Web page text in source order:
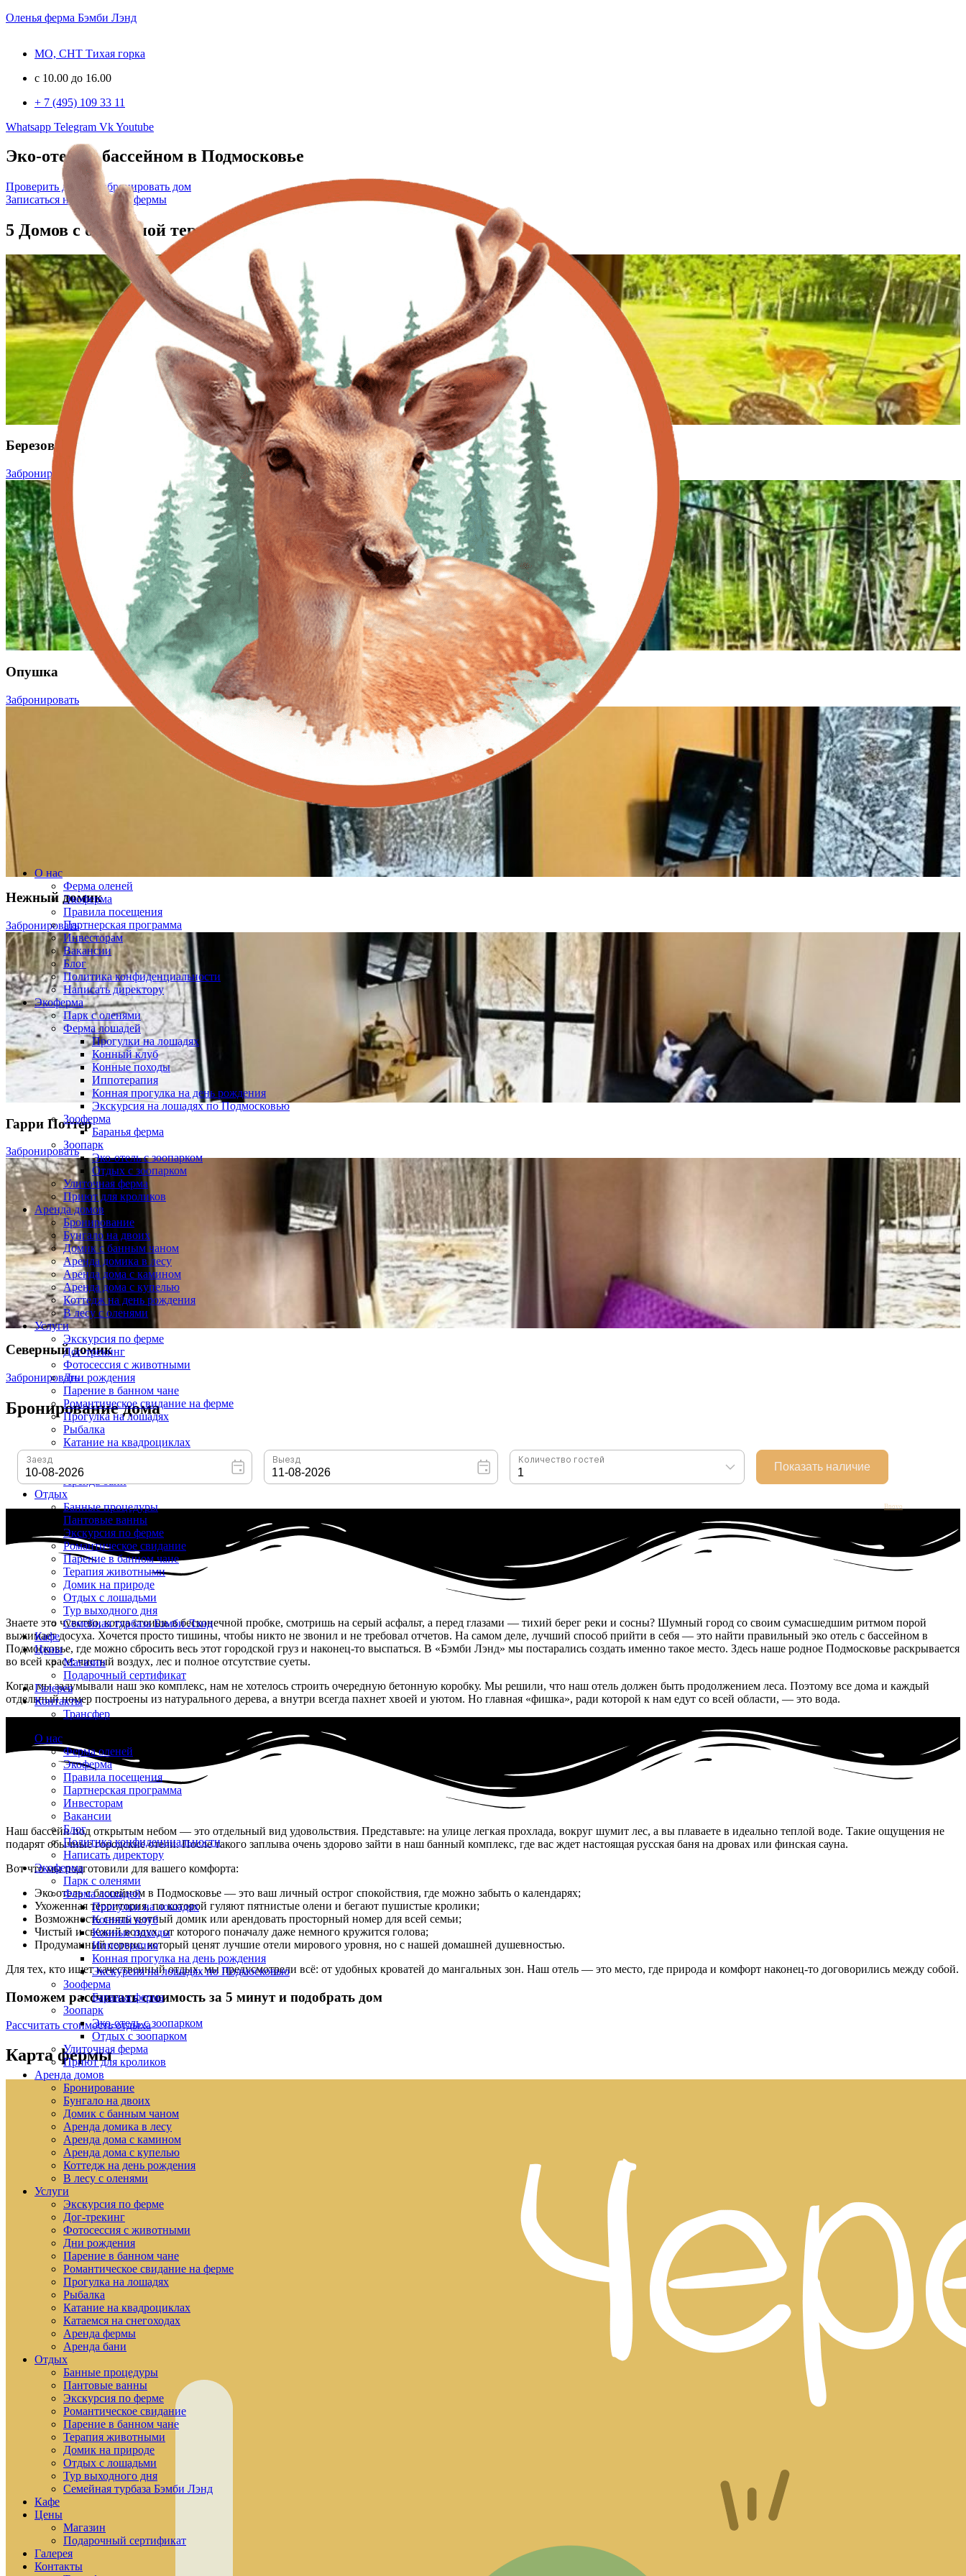
Оленья ферма Бэмби Лэнд
МО, СНТ Тихая горка
c 10.00 до 16.00
+ 7 (495) 109 33 11
Whatsapp Telegram VkYoutube
О нас
Ферма оленей
Экоферма
Правила посещения
Партнерская программа
Инвесторам
Вакансии
Блог
Политика конфиденциальности
Написать директору
Экоферма
Парк с оленями
Ферма лошадей
Прогулки на лошадях
Конный клуб
Конные походы
Иппотерапия
Конная прогулка на день рождения
Экскурсия на лошадях по Подмосковью
Зооферма
Баранья ферма
Зоопарк
Эко-отель с зоопарком
Отдых с зоопарком
Улиточная ферма
Приют для кроликов
Аренда домов
Бронирование
Бунгало на двоих
Домик с банным чаном
Аренда домика в лесу
Аренда дома с камином
Аренда дома с купелью
Коттедж на день рождения
В лесу с оленями
Услуги
Экскурсия по ферме
Дог-трекинг
Фотосессия с животными
Дни рождения
Парение в банном чане
Романтическое свидание на ферме
Прогулка на лошадях
Рыбалка
Катание на квадроциклах
Аренда фермы
Аренда бани
Отдых
Банные процедуры
Пантовые ванны
Экскурсия по ферме
Романтическое свидание
Парение в банном чане
Терапия животными
Домик на природе
Отдых с лошадьми
Тур выходного дня
Семейная турбаза Бэмби Лэнд
Кафе
Цены
Магазин
Подарочный сертификат
Галерея
Контакты
Трансфер
О нас
Ферма оленей
Экоферма
Правила посещения
Партнерская программа
Инвесторам
Вакансии
Блог
Политика конфиденциальности
Написать директору
Экоферма
Парк с оленями
Ферма лошадей
Прогулки на лошадях
Конный клуб
Конные походы
Иппотерапия
Конная прогулка на день рождения
Экскурсия на лошадях по Подмосковью
Зооферма
Баранья ферма
Зоопарк
Эко-отель с зоопарком
Отдых с зоопарком
Улиточная ферма
Приют для кроликов
Аренда домов
Бронирование
Бунгало на двоих
Домик с банным чаном
Аренда домика в лесу
Аренда дома с камином
Аренда дома с купелью
Коттедж на день рождения
В лесу с оленями
Услуги
Экскурсия по ферме
Дог-трекинг
Фотосессия с животными
Дни рождения
Парение в банном чане
Романтическое свидание на ферме
Прогулка на лошадях
Рыбалка
Катание на квадроциклах
Катаемся на снегоходах
Аренда фермы
Аренда бани
Отдых
Банные процедуры
Пантовые ванны
Экскурсия по ферме
Романтическое свидание
Парение в банном чане
Терапия животными
Домик на природе
Отдых с лошадьми
Тур выходного дня
Семейная турбаза Бэмби Лэнд
Кафе
Цены
Магазин
Подарочный сертификат
Галерея
Контакты
Эко отель и ферма в заповеднике
Эко-отель с бассейном в Подмосковье
Проверить даты и забронировать дом
Записаться на посещение фермы
5 Домов с отдельной территорией
Березовый домик
Забронировать
Опушка
Забронировать
Нежный домик
Забронировать
Гарри Поттер
Забронировать
Северный домик
Забронировать
Бронирование дома
Bnovo
Знаете это чувство, когда стоишь в бесконечной пробке, смотришь на серый асфальт, а перед глазами — тихий берег реки и сосны? Шумный город со своим сумасшедшим ритмом порой
выжимает досуха. Хочется просто тишины, чтобы никто не звонил и не требовал отчетов. На самом деле, лучший способ прийти в себя — это найти правильный эко отель с бассейном в
Подмосковье, где можно сбросить весь этот городской груз и наконец-то выспаться. В «Бэмби Лэнд» мы постарались создать именно такое место. Здесь наше родное Подмосковье раскрывается
во всей красе: чистый воздух, лес и полное отсутствие суеты.
Когда мы задумывали наш эко комплекс, нам не хотелось строить очередную бетонную коробку. Мы решили, что наш отель должен быть продолжением леса. Поэтому все дома и каждый
отдельный номер построены из натурального дерева, а внутри всегда пахнет хвоей и уютом. Но главная «фишка», ради которой к нам едут со всей области, — это вода.
Наш бассейн под открытым небом — это отдельный вид удовольствия. Представьте: на улице легкая прохлада, вокруг шумит лес, а вы плаваете в идеально теплой воде. Такие ощущения не
подарят обычные городские отели. После такого заплыва очень здорово зайти в наш банный комплекс, где вас ждет настоящая русская баня на дровах или финская сауна.
Вот что мы подготовили для вашего комфорта:
Эко отель с бассейном в Подмосковье — это ваш личный острог спокойствия, где можно забыть о календарях;
Ухоженная территория, по которой гуляют пятнистые олени и бегают пушистые кролики;
Возможность снять уютный домик или арендовать просторный номер для всей семьи;
Чистый и свежий воздух, от которого поначалу даже немного кружится голова;
Продуманный сервис, который ценят лучшие отели мирового уровня, но с нашей домашней душевностью.
Для тех, кто ищет качественный отдых, мы предусмотрели всё: от удобных кроватей до мангальных зон. Наш отель — это место, где природа и комфорт наконец-то договорились между собой.
Поможем рассчитать стоимость за 5 минут и подобрать дом
Рассчитать стоимость отдыха
Карта фермы